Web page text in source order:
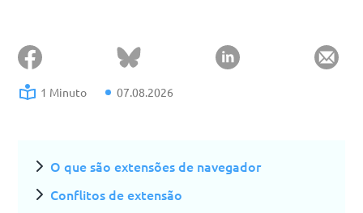
1 Minuto 07.08.2026
O que são extensões de navegador
Conflitos de extensão